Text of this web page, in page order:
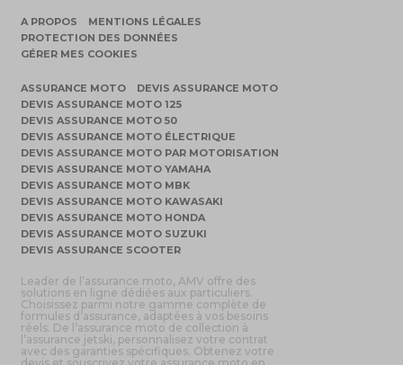
A PROPOS
MENTIONS LÉGALES
PROTECTION DES DONNÉES
GÉRER MES COOKIES
ASSURANCE MOTO
DEVIS ASSURANCE MOTO
DEVIS ASSURANCE MOTO 125
DEVIS ASSURANCE MOTO 50
DEVIS ASSURANCE MOTO ÉLECTRIQUE
DEVIS ASSURANCE MOTO PAR MOTORISATION
DEVIS ASSURANCE MOTO YAMAHA
DEVIS ASSURANCE MOTO MBK
DEVIS ASSURANCE MOTO KAWASAKI
DEVIS ASSURANCE MOTO HONDA
DEVIS ASSURANCE MOTO SUZUKI
DEVIS ASSURANCE SCOOTER
Leader de l’assurance moto, AMV offre des
solutions en ligne dédiées aux particuliers.
Choisissez parmi notre gamme complète de
formules d’assurance, adaptées à vos besoins
réels. De l’assurance moto de collection à
l’assurance jetski, personnalisez votre contrat
avec des garanties spécifiques. Obtenez votre